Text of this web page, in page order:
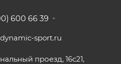
600 66 39
sport.ru
проезд, 16с21,